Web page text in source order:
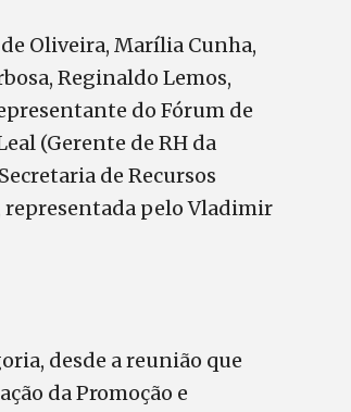
Oliveira, Marília Cunha,
Reginaldo Lemos,
do Fórum de
(Gerente de RH da
de Recursos
representada pelo Vladimir
desde a reunião que
da Promoção e